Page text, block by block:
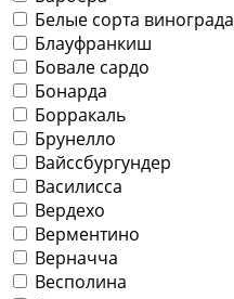
Белые сорта винограда
Блауфранкиш
Бовале сардо
Бонарда
Борракаль
Брунелло
Вайссбургундер
Василисса
Вердехо
Верментино
Верначча
Весполина